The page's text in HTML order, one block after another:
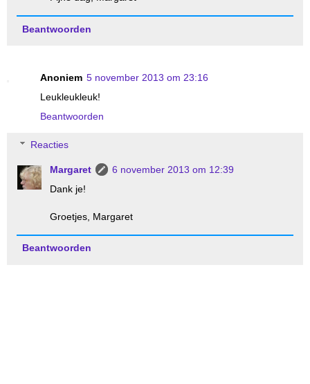
Beantwoorden
Anoniem 5 november 2013 om 23:16
Leukleukleuk!
Beantwoorden
Reacties
Margaret
6 november 2013 om 12:39
Dank je!
Groetjes, Margaret
Beantwoorden